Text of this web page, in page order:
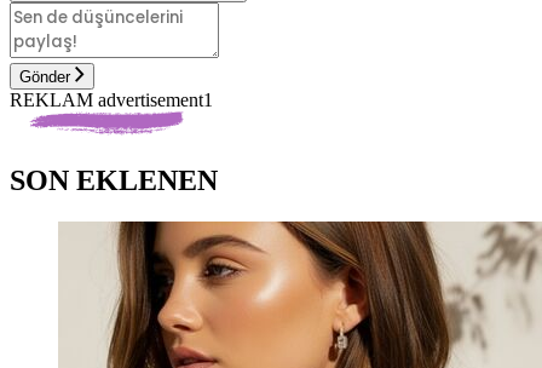
Gönder
REKLAM advertisement1
SON EKLENEN